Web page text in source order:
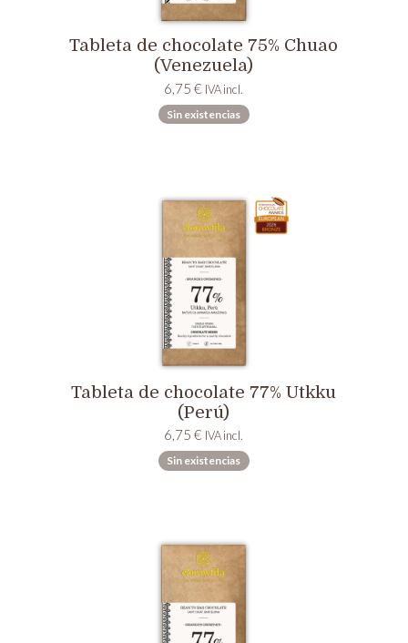
Tableta de chocolate 75% Chuao
(Venezuela)
6,75€ IVA incl.
Sin existencias
Tableta de chocolate 77% Utkku
(Perú)
6,75€ IVA incl.
Sin existencias